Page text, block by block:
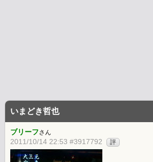
いまどき哲也
ブリーフさん
2011/10/14 22:53 #3917792 評